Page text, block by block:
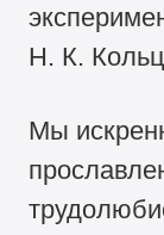
Н. К.
Мы